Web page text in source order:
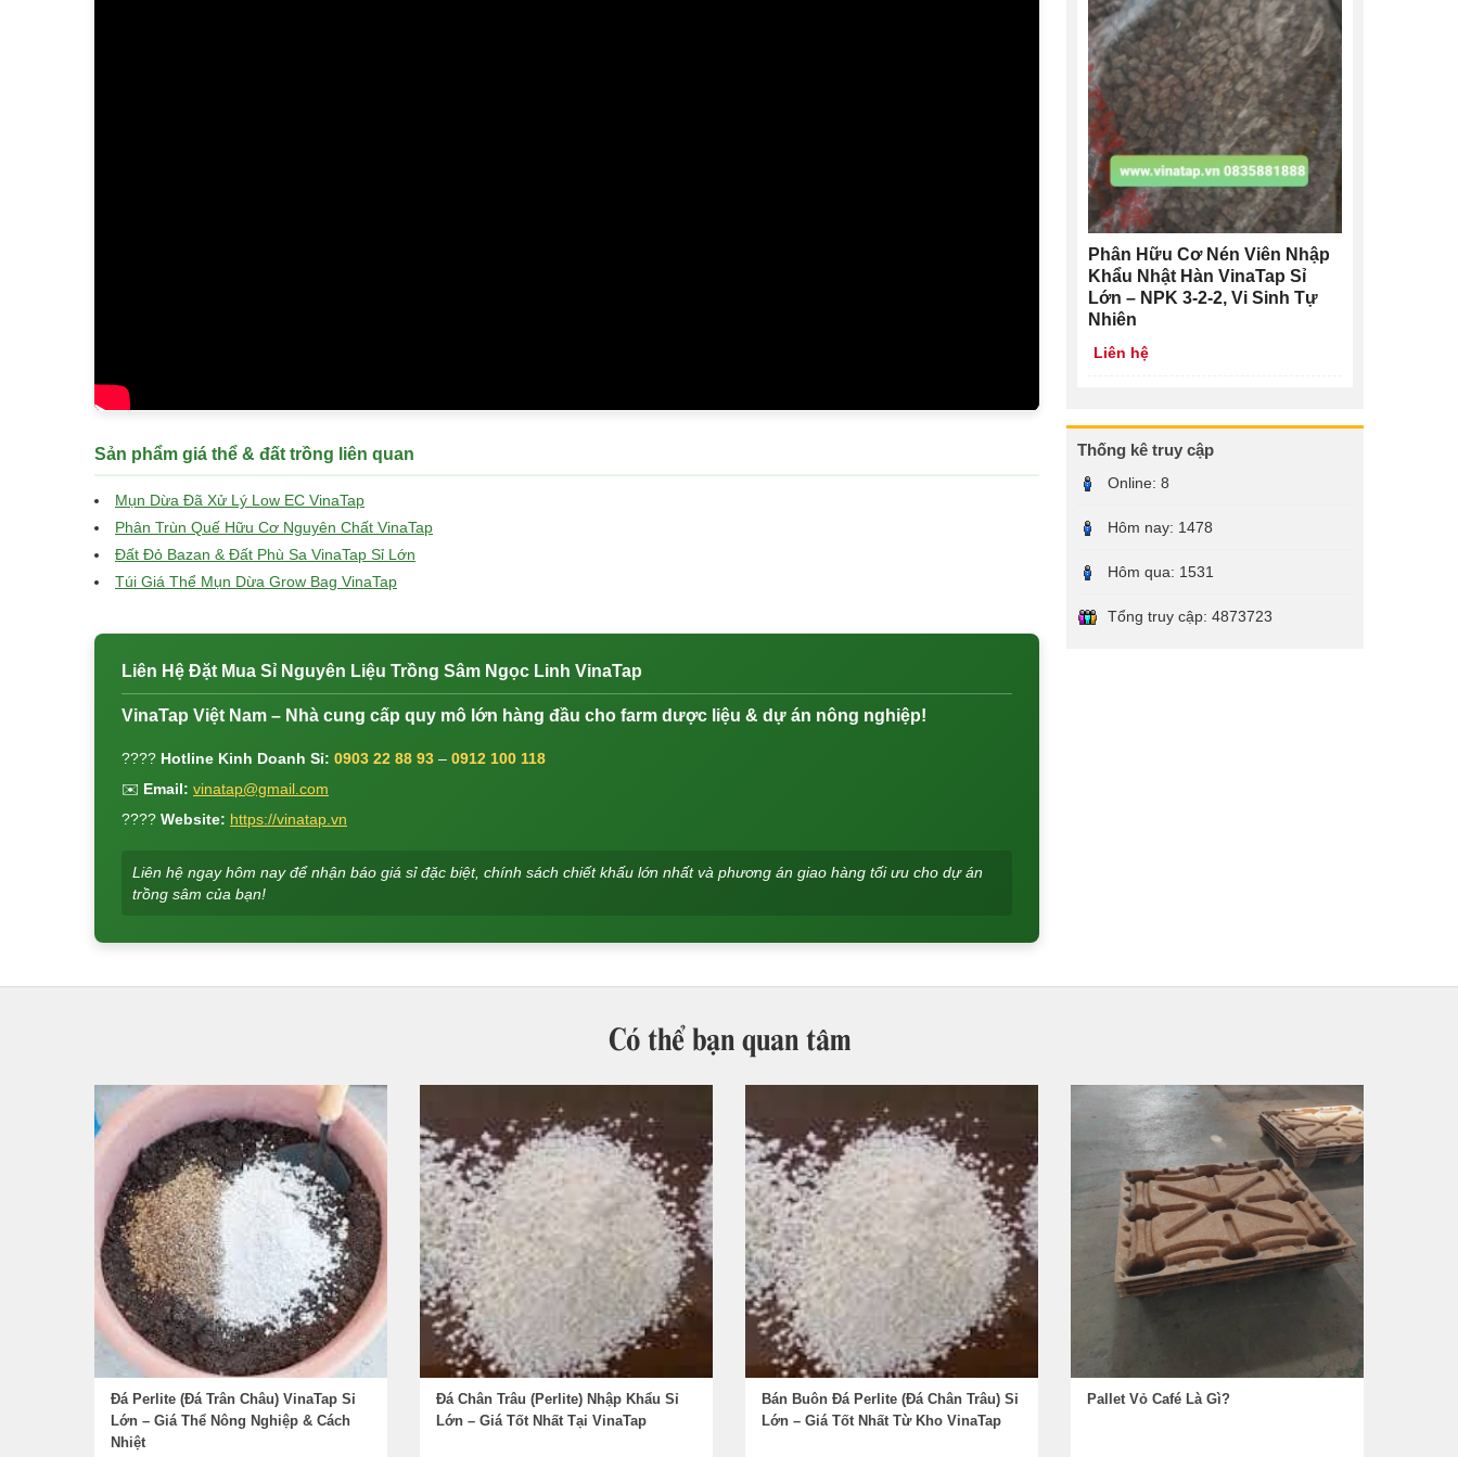
Sản phẩm giá thể & đất trồng liên quan
Mụn Dừa Đã Xử Lý Low EC VinaTap
Phân Trùn Quế Hữu Cơ Nguyên Chất VinaTap
Đất Đỏ Bazan & Đất Phù Sa VinaTap Sỉ Lớn
Túi Giá Thể Mụn Dừa Grow Bag VinaTap
Liên Hệ Đặt Mua Sỉ Nguyên Liệu Trồng Sâm Ngọc Linh VinaTap
VinaTap Việt Nam – Nhà cung cấp quy mô lớn hàng đầu cho farm dược liệu & dự án nông nghiệp!
???? Hotline Kinh Doanh Sỉ: 0903 22 88 93 – 0912 100 118
✉️ Email: vinatap@gmail.com
???? Website: https://vinatap.vn
Liên hệ ngay hôm nay để nhận báo giá sỉ đặc biệt, chính sách chiết khấu lớn nhất và phương án giao hàng tối ưu cho dự án
trồng sâm của bạn!
Phân Hữu Cơ Nén Viên Nhập
Khẩu Nhật Hàn VinaTap Sỉ
Lớn – NPK 3-2-2, Vi Sinh Tự
Nhiên
Liên hệ
Thống kê truy cập
Online:8
Hôm nay: 1478
Hôm qua: 1531
Tổng truy cập:4873723
Có thể bạn quan tâm
Đá Perlite (Đá Trân Châu) VinaTap Sỉ
Lớn – Giá Thể Nông Nghiệp & Cách
Nhiệt
Đá Chân Trâu (Perlite) Nhập Khẩu Sỉ
Lớn – Giá Tốt Nhất Tại VinaTap
Bán Buôn Đá Perlite (Đá Chân Trâu) Sỉ
Lớn – Giá Tốt Nhất Từ Kho VinaTap
Pallet Vỏ Café Là Gì?